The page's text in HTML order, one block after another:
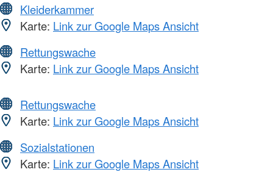
Kleiderkammer
Karte: Link zur Google Maps Ansicht
Rettungswache
Karte: Link zur Google Maps Ansicht
Rettungswache
Karte: Link zur Google Maps Ansicht
Sozialstationen
Karte: Link zur Google Maps Ansicht